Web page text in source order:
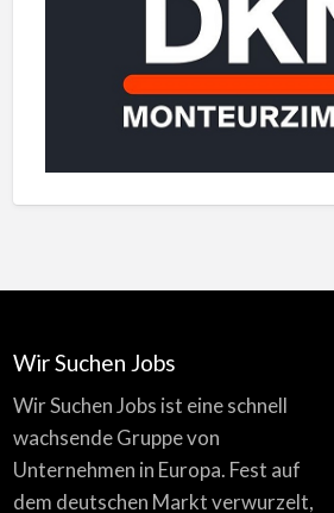
Wir Suchen Jobs
Wir Suchen Jobs ist eine schnell
wachsende Gruppe von
Unternehmen in Europa. Fest auf
dem deutschen Markt verwurzelt,